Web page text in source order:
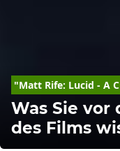
"Matt Rife: Lucid - A
Was Sie
des Films